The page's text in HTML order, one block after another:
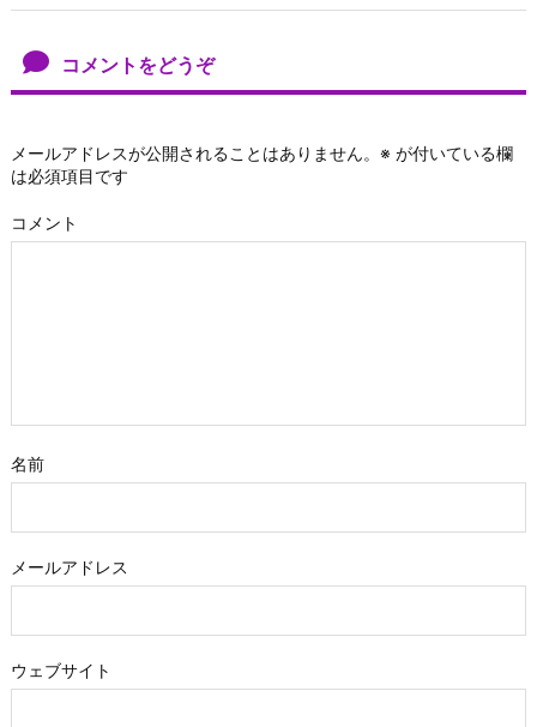
コメントをどうぞ
メールアドレスが公開されることはありません。 ※ が付いている欄
は必須項目です
コメント
名前
メールアドレス
ウェブサイト